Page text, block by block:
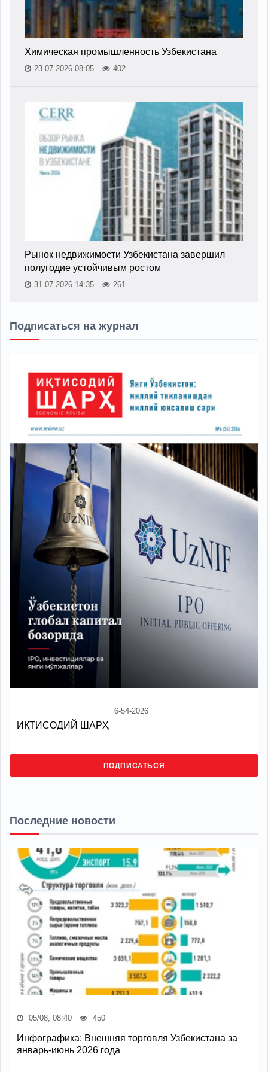
Химическая промышленность Узбекистана
23.07.2026 08:05 402
Рынок недвижимости Узбекистана завершил
полугодие устойчивым ростом
31.07.2026 14:35 261
Подписаться на журнал
6-54-2026
ИҚТИСОДИЙ ШАРҲ
ПОДПИСАТЬСЯ
Последние новости
05/08, 08:40 450
Инфографика: Внешняя торговля Узбекистана за
январь-июнь 2026 года